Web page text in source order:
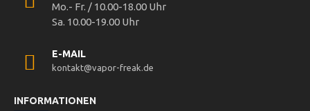
Mo.- Fr. / 10.00-18.00 Uhr
Sa. 10.00-19.00 Uhr
E-MAIL
kontakt@vapor-freak.de
INFORMATIONEN